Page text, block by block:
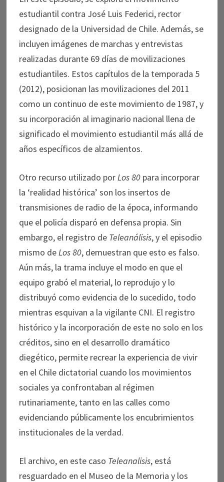
estudiantil contra José Luis Federici, rector
designado de la Universidad de Chile. Además, se
incluyen imágenes de marchas y entrevistas
realizadas durante 69 días de movilizaciones
estudiantiles. Estos capítulos de la temporada 5
(2012), posicionan las movilizaciones del 2011
como un continuo de este movimiento de 1987, y
su incorporación al imaginario nacional llena de
significado el movimiento estudiantil más allá de
años específicos de alzamientos.
Otro recurso utilizado porLos 80para incorporar
la ‘realidad histórica’ son los insertos de
transmisiones de radio de la época, informando
que el policía disparó en defensa propia. Sin
embargo, el registro de Teleanálisis, y el episodio
mismo deLos 80, demuestran que esto es falso.
Aún más, la trama incluye el modo en que el
equipo grabó el material, lo reprodujo y lo
distribuyó como evidencia de lo sucedido, todo
mientras esquivan a la vigilante CNI. El registro
histórico y la incorporación de este no solo en los
créditos, sino en el desarrollo dramático
diegético, permite recrear la experiencia de vivir
en el Chile dictatorial cuando los movimientos
sociales ya confrontaban al régimen
rutinariamente, tanto en las calles como
evidenciando públicamente los encubrimientos
institucionales de la verdad.
El archivo, en este caso Teleanalisis, está
resguardado en el Museo de la Memoria y los